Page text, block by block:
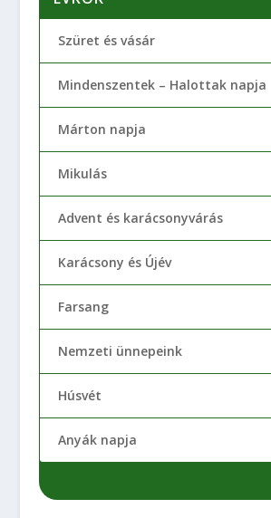
Szüret és vásár
Mindenszentek – Halottak napja
Márton napja
Mikulás
Advent és karácsonyvárás
Karácsony és Újév
Farsang
Nemzeti ünnepeink
Húsvét
Anyák napja